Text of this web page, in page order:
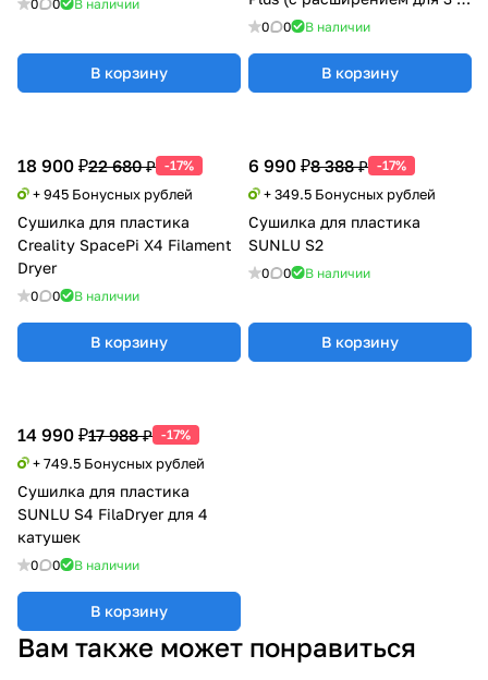
0 0 В наличии
В корзину
катушки)
0 0 В наличии
В корзину
18 900 ₽22 680 ₽ -17%
+ 945 Бонусных рублей
Сушилка для пластика
Creality SpacePi X4 Filament
Dryer
0 0 В наличии
В корзину
6 990 ₽8 388 ₽ -17%
+ 349.5 Бонусных рублей
Сушилка для пластика
SUNLU S2
0 0 В наличии
В корзину
14 990 ₽17 988 ₽ -17%
+ 749.5 Бонусных рублей
Сушилка для пластика
SUNLU S4 FilaDryer для 4
катушек
0 0 В наличии
В корзину
Вам также может понравиться